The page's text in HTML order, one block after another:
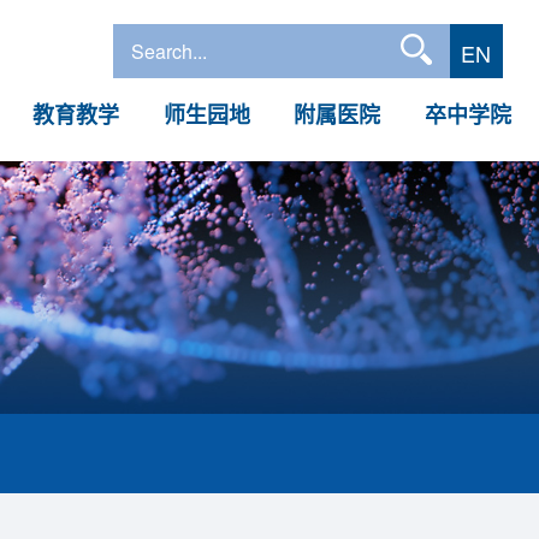
EN
教育教学
师生园地 附属医院 卒中学院